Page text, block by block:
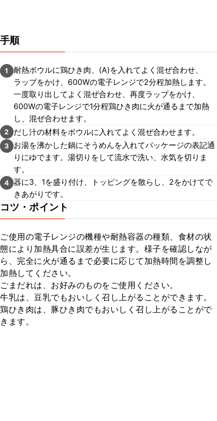
手順
1
耐熱ボウルに鶏ひき肉、(A)を入れてよく混ぜ合わせ、
ラップをかけ、600Wの電子レンジで2分程加熱します。
一度取り出してよく混ぜ合わせ、再度ラップをかけ、
600Wの電子レンジで1分程鶏ひき肉に火が通るまで加熱
し、混ぜ合わせます。
2 だし汁の材料をボウルに入れてよく混ぜ合わせます。
3
お湯を沸かした鍋にそうめんを入れてパッケージの表記通
りにゆでます。湯切りをして流水で洗い、水気を切りま
す。
4 器に3、1を盛り付け、トッピングを散らし、2をかけてで
きあがりです。
コツ・ポイント
ご使用の電子レンジの機種や耐熱容器の種類、食材の状
態により加熱具合に誤差が生じます。様子を確認しなが
ら、完全に火が通るまで必要に応じて加熱時間を調整し
加熱してください。
ごまだれは、お好みのものをご使用ください。
牛乳は、豆乳でもおいしく召し上がることができます。
鶏ひき肉は、豚ひき肉でもおいしく召し上がることがで
きます。